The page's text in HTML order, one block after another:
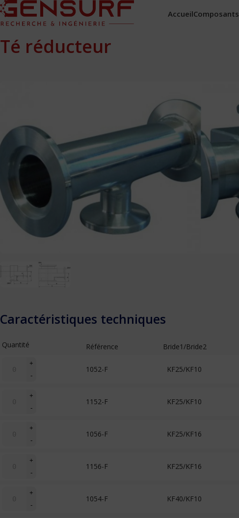
AccueilComposants
Té réducteur
Caractéristiques techniques
Quantité Référence Bride1/Bride2
+
-
1052-F KF25/KF10
+
-
1152-F KF25/KF10
+
-
1056-F KF25/KF16
+
-
1156-F KF25/KF16
+
-
1054-F KF40/KF10